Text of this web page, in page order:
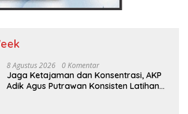
8 Agustus 2026 0 Komentar
Jaga Ketajaman dan Konsentrasi, AKP
Adik Agus Putrawan Konsisten Latihan